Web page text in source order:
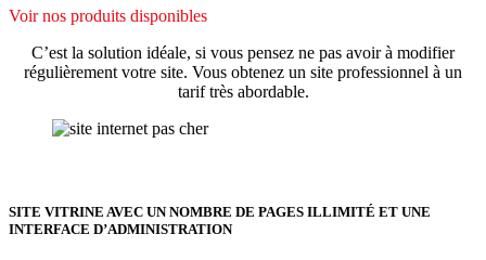
Voir nos produits disponibles
C’est la solution idéale, si vous pensez ne pas avoir à modifier
régulièrement votre site. Vous obtenez un site professionnel à un
tarif très abordable.
SITE VITRINE AVEC UN NOMBRE DE PAGES ILLIMITÉ ET UNE
INTERFACE D’ADMINISTRATION